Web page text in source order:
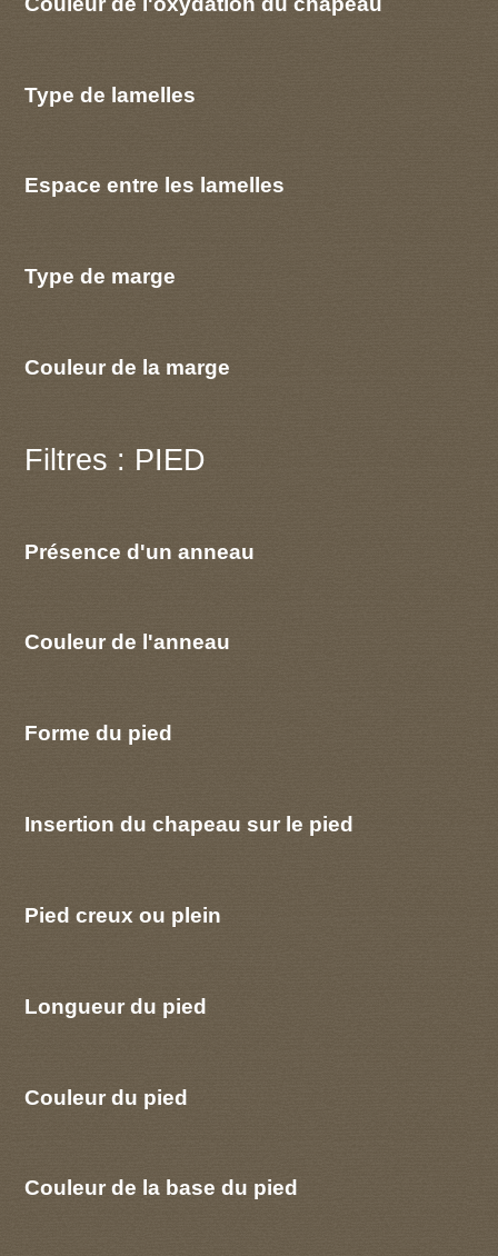
Type de lamelles
Espace entre les lamelles
Type de marge
Couleur de la marge
Filtres : PIED
Présence d'un anneau
Couleur de l'anneau
Forme du pied
Insertion du chapeau sur le pied
Pied creux ou plein
Longueur du pied
Couleur du pied
Couleur de la base du pied